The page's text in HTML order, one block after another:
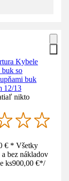
Kybele
buk so
buk
12/13
nikto
€ * Všetky
bez nákladov
ks900,00 €*/